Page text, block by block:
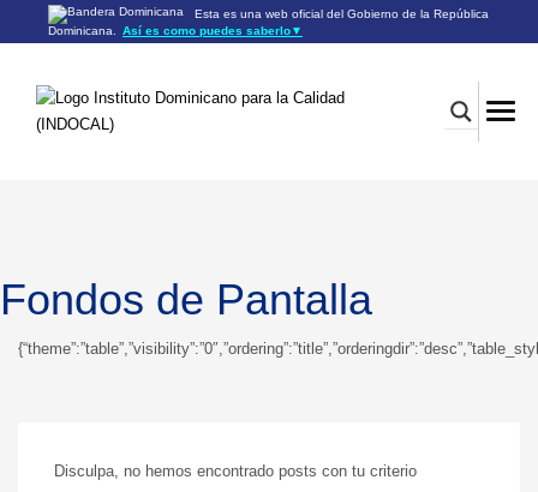
Esta es una web oficial del Gobierno de la República
Dominicana.
Así es como puedes saberlo▼
Los sitios web oficiales utilizan .gob.do o .gov.do
Los sitios web oficiales .gob.do o .gov.do seguros utilizan
HTTPS
Fondos de Pantalla
Disculpa, no hemos encontrado posts con tu criterio